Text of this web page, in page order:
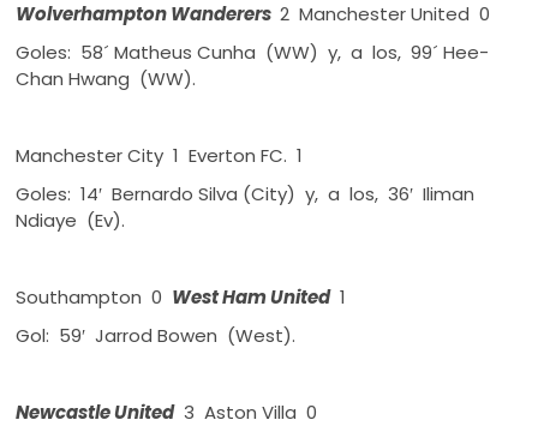
Wolverhampton Wanderers 2 Manchester United 0
Goles: 58´ Matheus Cunha (WW) y, a los, 99´ Hee-
Chan Hwang (WW).
Manchester City 1 Everton FC. 1
Goles: 14′ Bernardo Silva (City) y, a los, 36′ Iliman
Ndiaye (Ev).
Southampton 0 West Ham United1
Gol: 59′ Jarrod Bowen (West).
Newcastle United3 Aston Villa 0